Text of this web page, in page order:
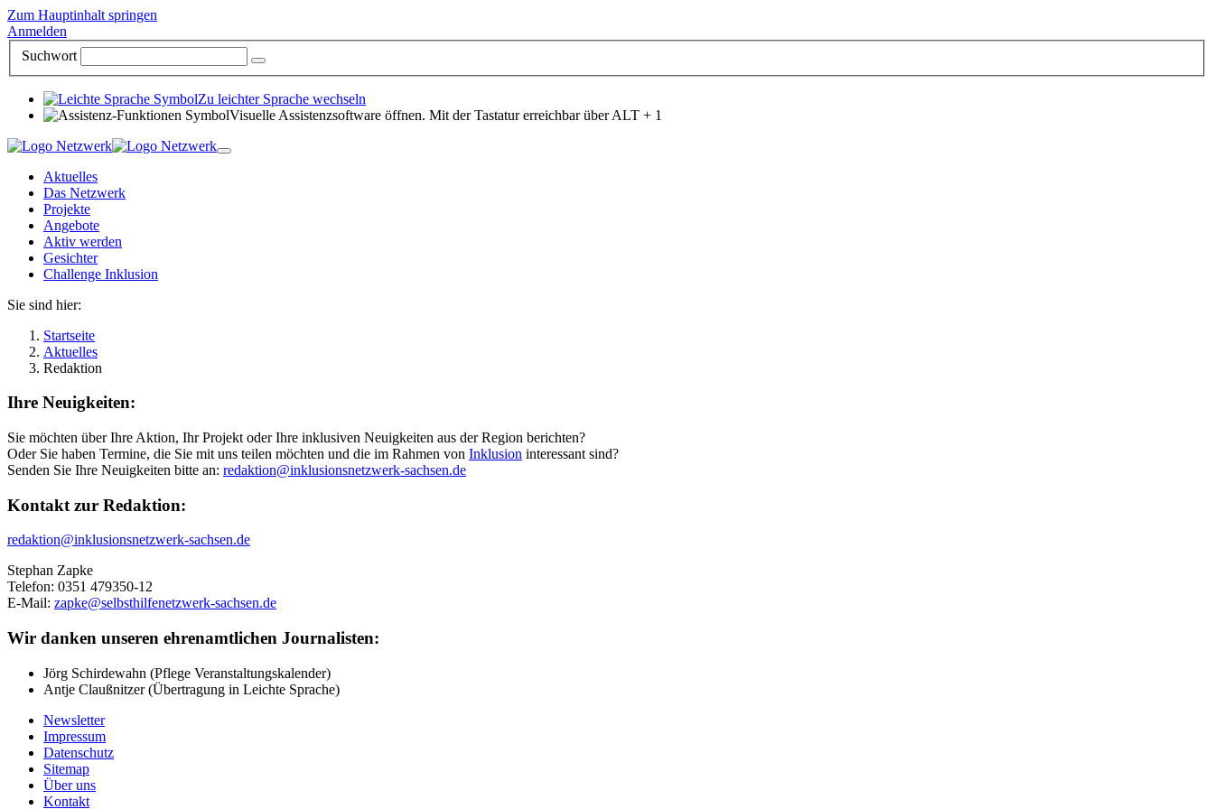
Zum Hauptinhalt springen
Anmelden
Suchwort
Zu leichter Sprache wechseln
Visuelle Assistenzsoftware öffnen. Mit der Tastatur erreichbar über ALT + 1
Aktuelles
Das Netzwerk
Projekte
Angebote
Aktiv werden
Gesichter
Challenge Inklusion
Sie sind hier:
Startseite
Aktuelles
Redaktion
Ihre Neuigkeiten:
Sie möchten über Ihre Aktion, Ihr Projekt oder Ihre inklusiven Neuigkeiten aus der Region berichten?
Oder Sie haben Termine, die Sie mit uns teilen möchten und die im Rahmen von Inklusion interessant sind?
Senden Sie Ihre Neuigkeiten bitte an: redaktion@inklusionsnetzwerk-sachsen.de
Kontakt zur Redaktion:
redaktion@inklusionsnetzwerk-sachsen.de
Stephan Zapke
Telefon: 0351 479350-12
E-Mail: zapke@selbsthilfenetzwerk-sachsen.de
Wir danken unseren ehrenamtlichen Journalisten:
Jörg Schirdewahn (Pflege Veranstaltungskalender)
Antje Claußnitzer (Übertragung in Leichte Sprache)
Newsletter
Impressum
Datenschutz
Sitemap
Über uns
Kontakt